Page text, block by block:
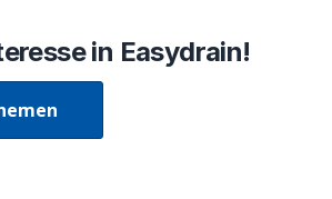
in Easydrain!